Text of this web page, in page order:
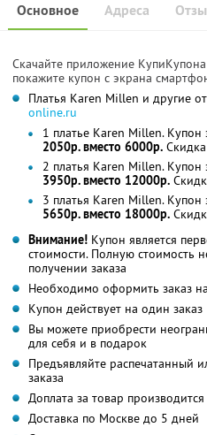
Основное Адреса
Скачайте приложение
покажите купон с экрана
Платья Karen Millen и другие
online.ru
1 платье Karen Millen. Купон
2050р. вместо 6000р.
2 платья Karen Millen. Купон
3950р. вместо 12000р.
3 платья Karen Millen. Купон
5650р. вместо 18000р.
Внимание! Купон является
стоимости. Полную стоимость
получении заказа
Необходимо оформить заказ
Купон действует на один заказ
Вы можете приобрести
для себя и в подарок
Предъявляйте распечатанный
заказа
Доплата за товар
Доставка по Москве до 5 дней